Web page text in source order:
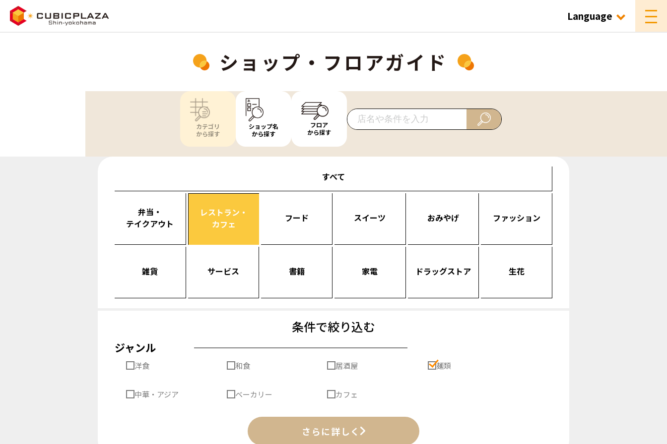
Language
ショップ・フロアガイド
カテゴリ
から探す
ショップ名
から探す
フロア
から探す
すべて
弁当・
テイクアウト
レストラン・
カフェ
フード スイーツ おみやげ ファッション
雑貨 サービス 書籍 家電 ドラッグストア 生花
条件で絞り込む
ジャンル
洋食 和食 居酒屋 麺類
中華・アジア ベーカリー カフェ
さらに詳しく